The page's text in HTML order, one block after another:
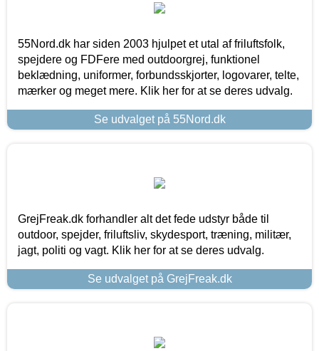
55Nord.dk har siden 2003 hjulpet et utal af friluftsfolk,
spejdere og FDFere med outdoorgrej, funktionel
beklædning, uniformer, forbundsskjorter, logovarer, telte,
mærker og meget mere. Klik her for at se deres udvalg.
Se udvalget på 55Nord.dk
GrejFreak.dk forhandler alt det fede udstyr både til
outdoor, spejder, friluftsliv, skydesport, træning, militær,
jagt, politi og vagt. Klik her for at se deres udvalg.
Se udvalget på GrejFreak.dk